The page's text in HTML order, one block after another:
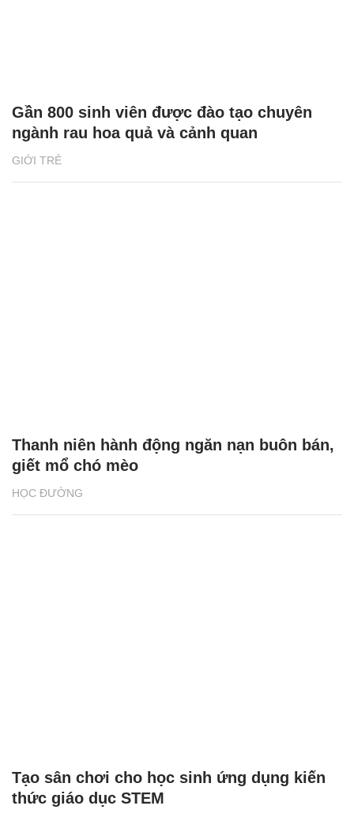
GIỚI TRẺ
Gần 800 sinh viên được đào tạo chuyên
ngành rau hoa quả và cảnh quan
HỌC ĐƯỜNG
Thanh niên hành động ngăn nạn buôn bán,
giết mổ chó mèo
Tạo sân chơi cho học sinh ứng dụng kiến
thức giáo dục STEM